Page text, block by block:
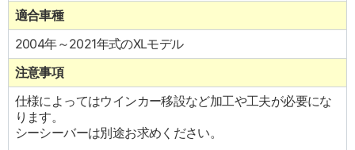
適合車種
2004年～2021年式のXLモデル
注意事項
仕様によってはウインカー移設など加工や工夫が必要にな
ります。
シーシーバーは別途お求めください。